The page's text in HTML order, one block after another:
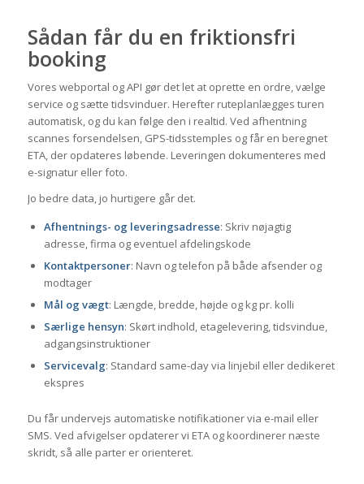
Sådan får du en friktionsfri
booking
Vores webportal og API gør det let at oprette en ordre, vælge
service og sætte tidsvinduer. Herefter ruteplanlægges turen
automatisk, og du kan følge den i realtid. Ved afhentning
scannes forsendelsen, GPS-tidsstemples og får en beregnet
ETA, der opdateres løbende. Leveringen dokumenteres med
e-signatur eller foto.
Jo bedre data, jo hurtigere går det.
Afhentnings- og leveringsadresse: Skriv nøjagtig
adresse, firma og eventuel afdelingskode
Kontaktpersoner: Navn og telefon på både afsender og
modtager
Mål og vægt: Længde, bredde, højde og kg pr. kolli
Særlige hensyn: Skørt indhold, etagelevering, tidsvindue,
adgangsinstruktioner
Servicevalg: Standard same-day via linjebil eller dedikeret
ekspres
Du får undervejs automatiske notifikationer via e-mail eller
SMS. Ved afvigelser opdaterer vi ETA og koordinerer næste
skridt, så alle parter er orienteret.